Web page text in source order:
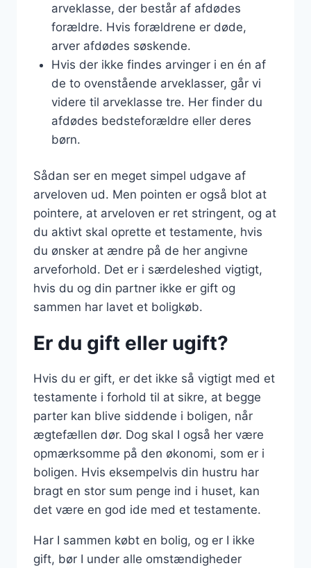
arveklasse, der består af afdødes
forældre. Hvis forældrene er døde,
arver afdødes søskende.
Hvis der ikke findes arvinger i en én af
de to ovenstående arveklasser, går vi
videre til arveklasse tre. Her finder du
afdødes bedsteforældre eller deres
børn.
Sådan ser en meget simpel udgave af
arveloven ud. Men pointen er også blot at
pointere, at arveloven er ret stringent, og at
du aktivt skal oprette et testamente, hvis
du ønsker at ændre på de her angivne
arveforhold. Det er i særdeleshed vigtigt,
hvis du og din partner ikke er gift og
sammen har lavet et boligkøb.
Er du gift eller ugift?
Hvis du er gift, er det ikke så vigtigt med et
testamente i forhold til at sikre, at begge
parter kan blive siddende i boligen, når
ægtefællen dør. Dog skal I også her være
opmærksomme på den økonomi, som er i
boligen. Hvis eksempelvis din hustru har
bragt en stor sum penge ind i huset, kan
det være en god ide med et testamente.
Har I sammen købt en bolig, og er I ikke
gift, bør I under alle omstændigheder